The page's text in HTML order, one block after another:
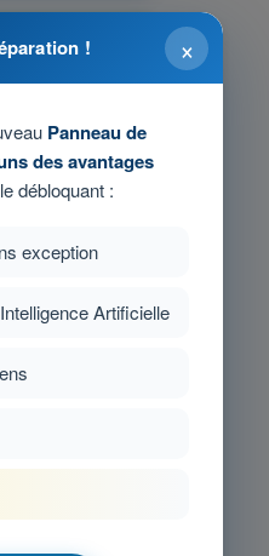
avion
×
!
Panneau de
des avantages
débloquant :
exception
Artificielle